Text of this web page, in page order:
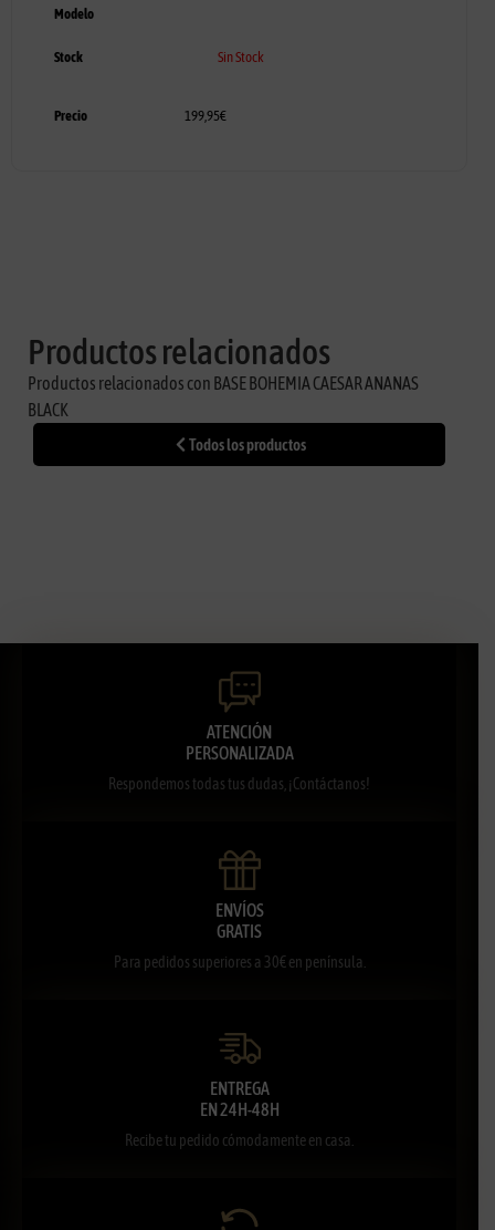
Modelo
Stock Sin Stock
Precio 199,95€
Productos relacionados
Productos relacionados con BASE BOHEMIA CAESAR ANANAS
BLACK
Todos los productos
ATENCIÓN
PERSONALIZADA
Respondemos todas tus dudas, ¡Contáctanos!
ENVÍOS
GRATIS
Para pedidos superiores a 30€ en península.
ENTREGA
EN 24H-48H
Recibe tu pedido cómodamente en casa.